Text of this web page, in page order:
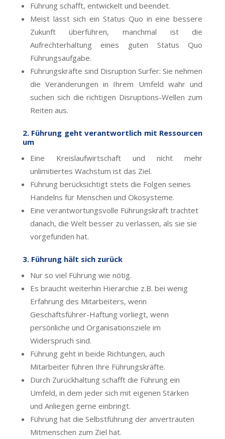
Führung schafft, entwickelt und beendet.
Meist lässt sich ein Status Quo in eine bessere
Zukunft überführen, manchmal ist die
Aufrechterhaltung eines guten Status Quo
Führungsaufgabe.
Führungskräfte sind Disruption Surfer: Sie nehmen
die Veränderungen in Ihrem Umfeld wahr und
suchen sich die richtigen Disruptions-Wellen zum
Reiten aus.
2. Führung geht verantwortlich mit Ressourcen
um
Eine Kreislaufwirtschaft und nicht mehr
unlimitiertes Wachstum ist das Ziel.
Führung berücksichtigt stets die Folgen seines
Handelns für Menschen und Ökosysteme.
Eine verantwortungsvolle Führungskraft trachtet
danach, die Welt besser zu verlassen, als sie sie
vorgefunden hat.
3. Führung hält sich zurück
Nur so viel Führung wie nötig.
Es braucht weiterhin Hierarchie z.B. bei wenig
Erfahrung des Mitarbeiters, wenn
Geschäftsführer-Haftung vorliegt, wenn
persönliche und Organisationsziele im
Widerspruch sind.
Führung geht in beide Richtungen, auch
Mitarbeiter führen Ihre Führungskräfte.
Durch Zurückhaltung schafft die Führung ein
Umfeld, in dem jeder sich mit eigenen Stärken
und Anliegen gerne einbringt.
Führung hat die Selbstführung der anvertrauten
Mitmenschen zum Ziel hat.